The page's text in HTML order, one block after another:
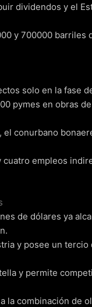
dividendos y el
y 700000 barriles
solo en la fase
pymes en obras
el conurbano
empleos
de dólares ya
y posee un tercio
y permite
la combinación de